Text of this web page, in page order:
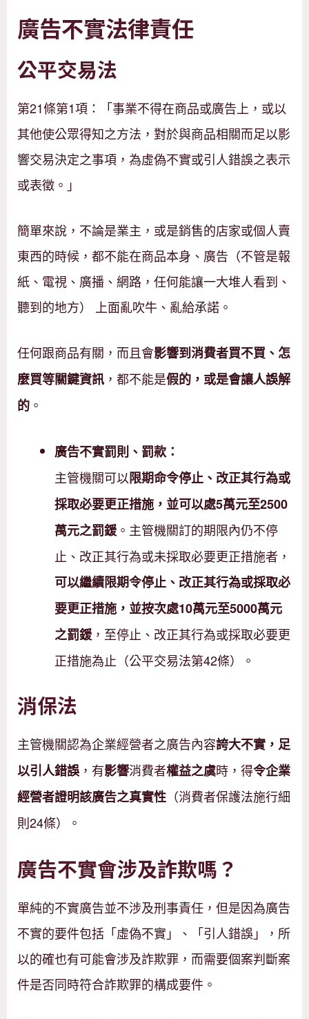
廣告不實法律責任
公平交易法
第21條第1項：「事業不得在商品或廣告上，或以
其他使公眾得知之方法，對於與商品相關而足以影
響交易決定之事項，為虛偽不實或引人錯誤之表示
或表徵。」
簡單來說，不論是業主，或是銷售的店家或個人賣
東西的時候，都不能在商品本身、廣告（不管是報
紙、電視、廣播、網路，任何能讓一大堆人看到、
聽到的地方） 上面亂吹牛、亂給承諾。
任何跟商品有關，而且會影響到消費者買不買、怎
麼買等關鍵資訊，都不能是假的，或是會讓人誤解
的。
廣告不實罰則、罰款：
主管機關可以限期命令停止、改正其行為或
採取必要更正措施，並可以處5萬元至2500
萬元之罰鍰。主管機關訂的期限內仍不停
止、改正其行為或未採取必要更正措施者，
可以繼續限期令停止、改正其行為或採取必
要更正措施，並按次處10萬元至5000萬元
之罰鍰，至停止、改正其行為或採取必要更
正措施為止（公平交易法第42條）。
消保法
主管機關認為企業經營者之廣告內容誇大不實，足
以引人錯誤，有影響消費者權益之虞時，得令企業
經營者證明該廣告之真實性（消費者保護法施行細
則24條）。
廣告不實會涉及詐欺嗎？
單純的不實廣告並不涉及刑事責任，但是因為廣告
不實的要件包括「虛偽不實」、「引人錯誤」，所
以的確也有可能會涉及詐欺罪，而需要個案判斷案
件是否同時符合詐欺罪的構成要件。